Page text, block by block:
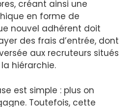
créant ainsi une
en forme de
nouvel adhérent doit
des frais d’entrée, dont
aux recruteurs situés
hiérarchie.
est simple : plus on
Toutefois, cette